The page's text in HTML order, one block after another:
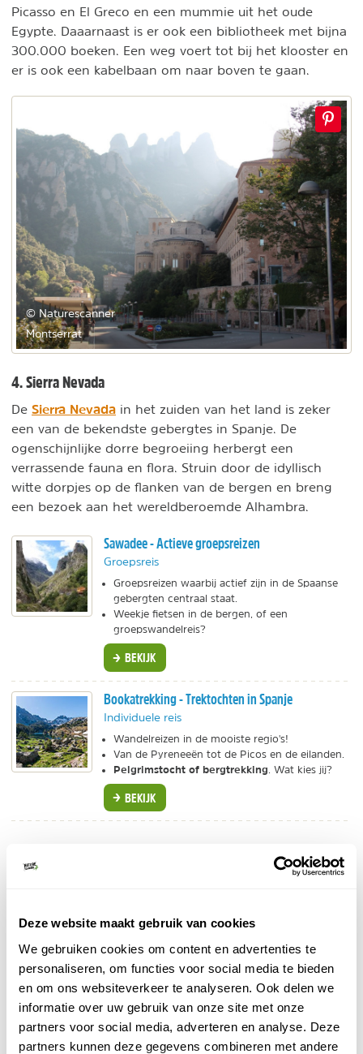
Deze website maakt gebruik van cookies
We gebruiken cookies om content en advertenties te
personaliseren, om functies voor social media te bieden
en om ons websiteverkeer te analyseren. Ook delen we
informatie over uw gebruik van onze site met onze
partners voor social media, adverteren en analyse. Deze
partners kunnen deze gegevens combineren met andere
Picasso en El Greco en een mummie uit het oude
Egypte. Daaarnaast is er ook een bibliotheek met bijna
300.000 boeken. Een weg voert tot bij het klooster en
er is ook een kabelbaan om naar boven te gaan.
© Naturescanner
Montserrat
4. Sierra Nevada
De Sierra Nevada in het zuiden van het land is zeker
een van de bekendste gebergtes in Spanje. De
ogenschijnlijke dorre begroeiing herbergt een
verrassende fauna en flora. Struin door de idyllisch
witte dorpjes op de flanken van de bergen en breng
een bezoek aan het wereldberoemde Alhambra.
Sawadee - Actieve groepsreizen
Groepsreis
Groepsreizen waarbij actief zijn in de Spaanse
gebergten centraal staat.
Weekje fietsen in de bergen, of een
groepswandelreis?
BEKIJK
Bookatrekking - Trektochten in Spanje
Individuele reis
Wandelreizen in de mooiste regio's!
Van de Pyreneeën tot de Picos en de eilanden.
Pelgrimstocht of bergtrekking . Wat kies jij?
BEKIJK
5. Sierra Grazalema en Sierra de las Nieves
en ongerept. Ook de Sierra de las Nieves is onbekend
bij het grote publiek. Wandel langs puntige rotspieken
en diepe ravijnen. Laat je verrassen door deze
gebergtes in Andalusië.